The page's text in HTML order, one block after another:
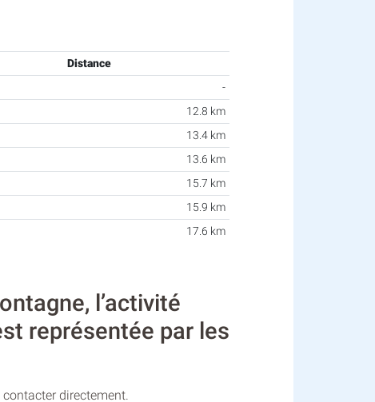
Distance
-
12.8 km
13.4 km
13.6 km
15.7 km
15.9 km
17.6 km
l’activité
représentée par les
directement.